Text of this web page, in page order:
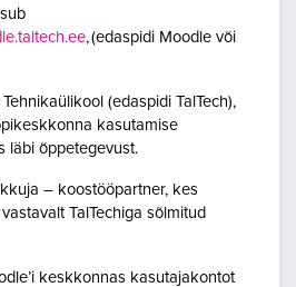
, (edaspidi Moodle või
(edaspidi TalTech),
kasutamise
läbi õppetegevust.
– koostööpartner, kes
TalTechiga sõlmitud
keskkonnas kasutajakontot